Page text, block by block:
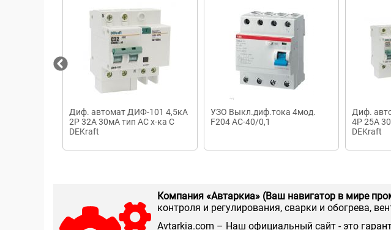
Диф. автомат ДИФ-101 4,5кА
2Р 32А 30мА тип AC х-ка С
DEKraft
УЗО Выкл.диф.тока 4мод.
F204 AC-40/0,1
Диф.
4Р 25А
DEKraft
Компания «Автаркиа» (Ваш навигатор в мире
контроля и регулирования, сварки и обогрева,
Аvtarkia.com – Наш официальный сайт - это